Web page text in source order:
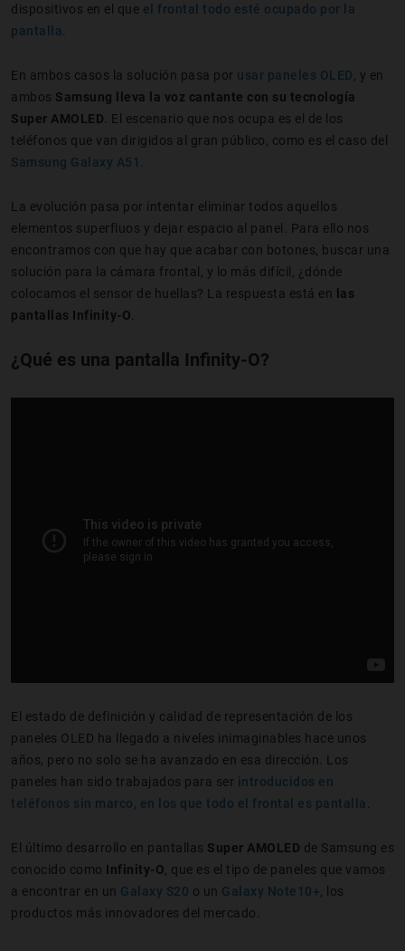
dispositivos en el que el frontal todo esté ocupado por la
pantalla
En ambos casos la solución pasa por usar paneles OLED , y en
ambos Samsung lleva la voz cantante con su tecnología
Super AMOLED . El escenario que nos ocupa es el de los
teléfonos que van dirigidos al gran público, como es el caso del
Samsung Galaxy A51
La evolución pasa por intentar eliminar todos aquellos
elementos superfluos y dejar espacio al panel. Para ello nos
encontramos con que hay que acabar con botones, buscar una
solución para la cámara frontal, y lo más difícil, ¿dónde
colocamos el sensor de huellas? La respuesta está en las
pantallas Infinity-O
¿Qué es una pantalla Infinity-O?
El estado de definición y calidad de representación de los
paneles OLED ha llegado a niveles inimaginables hace unos
años, pero no solo se ha avanzado en esa dirección. Los
paneles han sido trabajados para ser introducidos en
teléfonos sin marco, en los que todo el frontal es pantalla
El último desarrollo en pantallas Super AMOLED de Samsung es
conocido como Infinity-O , que es el tipo de paneles que vamos
a encontrar en un Galaxy S20 o un Galaxy Note10+ , los
productos más innovadores del mercado.